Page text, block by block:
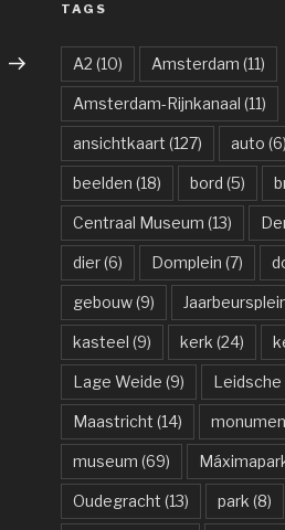
bericht
TAGS
A2 (10) Amsterdam (11)
Amsterdam-Rijnkanaal (11)
ansichtkaart (127) auto (6)
beelden (18) bord (5)
Centraal Museum (13)
dier(6) Domplein (7)
gebouw(9)
kasteel (9) kerk (24)
Lage Weide (9) Leidsche
Maastricht (14)
museum (69)
Oudegracht (13) park (8)